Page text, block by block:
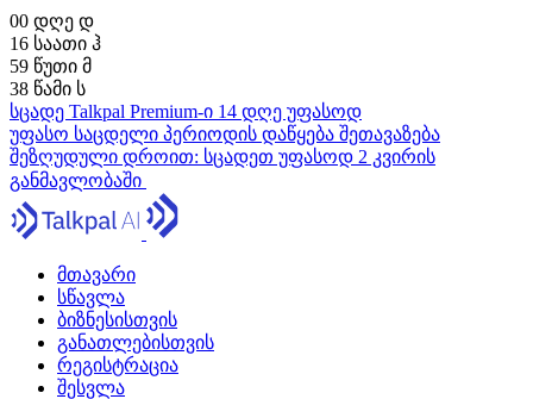
00 დღე დ
16 საათი ჰ
59 წუთი მ
37 წამი ს
სცადე Talkpal Premium-ი 14 დღე უფასოდ
უფასო საცდელი პერიოდის დაწყება შეთავაზება
შეზღუდული დროით: სცადეთ უფასოდ 2 კვირის
განმავლობაში
მთავარი
სწავლა
ბიზნესისთვის
განათლებისთვის
რეგისტრაცია
შესვლა